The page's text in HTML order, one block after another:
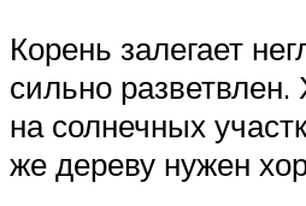
Корень залегает
сильно
на солнечных
же дереву нужен